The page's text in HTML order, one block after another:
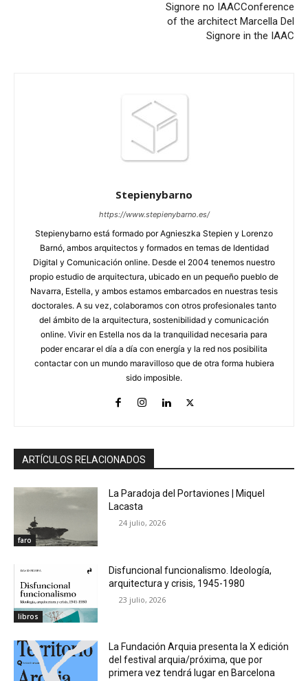
Signore no IAACConference
of the architect Marcella Del
Signore in the IAAC
Stepienybarno
https://www.stepienybarno.es/
Stepienybarno está formado por Agnieszka Stepien y Lorenzo
Barnó, ambos arquitectos y formados en temas de Identidad
Digital y Comunicación online. Desde el 2004 tenemos nuestro
propio estudio de arquitectura, ubicado en un pequeño pueblo de
Navarra, Estella, y ambos estamos embarcados en nuestras tesis
doctorales. A su vez, colaboramos con otros profesionales tanto
del ámbito de la arquitectura, sostenibilidad y comunicación
online. Vivir en Estella nos da la tranquilidad necesaria para
poder encarar el día a día con energía y la red nos posibilita
contactar con un mundo maravilloso que de otra forma hubiera
sido imposible.
ARTÍCULOS RELACIONADOS
faro
La Paradoja del Portaviones | Miquel
Lacasta
24 julio, 2026
libros
Disfuncional funcionalismo. Ideología,
arquitectura y crisis, 1945-1980
23 julio, 2026
La Fundación Arquia presenta la X edición
del festival arquia/próxima, que por
primera vez tendrá lugar en Barcelona